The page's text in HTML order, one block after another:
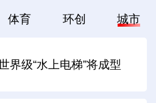
体育 环创 城市
界级“水上电梯”将成型